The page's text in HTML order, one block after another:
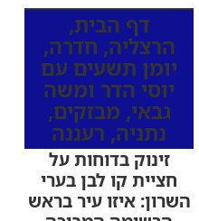
דף הבית,
הרצליה, חדרה,
יומן תשעים עם
יוסי הדר ומשה
גבאי, מבזקים,
נתניה, רעננה
זינוק בדוחות על
חציית קו לבן בערי
השרון: איזו עיר בראש